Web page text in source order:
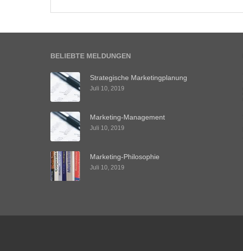
BELIEBTE MELDUNGEN
Strategische Marketingplanung
Juli 10, 2019
Marketing-Management
Juli 10, 2019
Marketing-Philosophie
Juli 10, 2019